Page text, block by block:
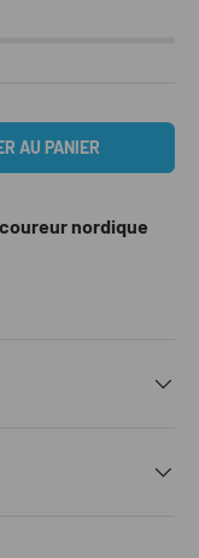
AU PANIER
nordique